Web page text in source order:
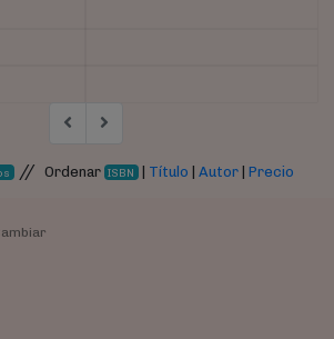
// Ordenar ISBN Título |Autor |Precio